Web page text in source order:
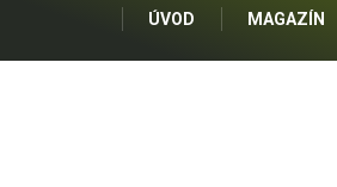
ÚVOD MAGAZÍN